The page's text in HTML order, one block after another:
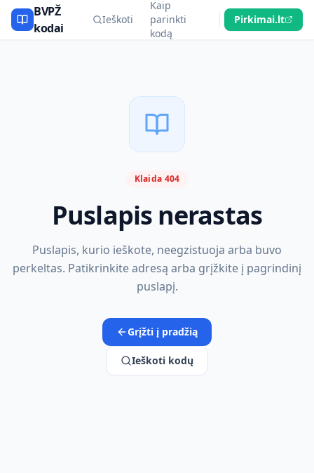
BVPŽ
kodai
Ieškoti
Kaip
parinkti
kodą
Pirkimai.lt
Klaida 404
Puslapis nerastas
Puslapis, kurio ieškote, neegzistuoja arba buvo
perkeltas. Patikrinkite adresą arba grįžkite į pagrindinį
puslapį.
Grįžti į pradžią
Ieškoti kodų